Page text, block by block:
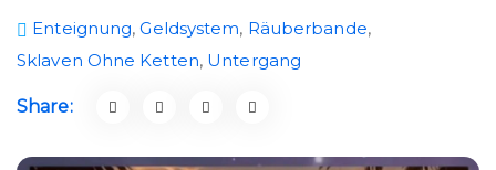
Enteignung,Geldsystem, Räuberbande,
Sklaven Ohne Ketten, Untergang
Share: